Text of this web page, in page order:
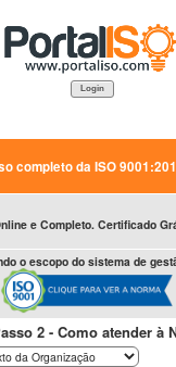
Login
completo da ISO
e Completo. Certificado
o escopo do sistema de
2 - Como atender à